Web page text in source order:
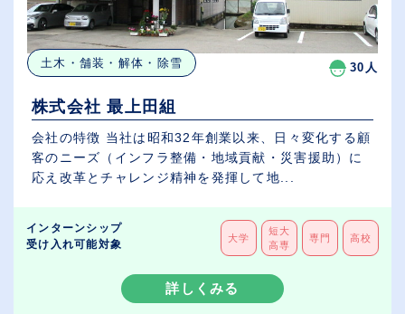
土木・舗装・解体・除雪 30人
株式会社 最上田組
会社の特徴 当社は昭和32年創業以来、日々変化する顧
客のニーズ（インフラ整備・地域貢献・災害援助）に
応え改革とチャレンジ精神を発揮して地...
インターンシップ
受け入れ可能対象
大学
短大
高専
専門 高校
詳しくみる